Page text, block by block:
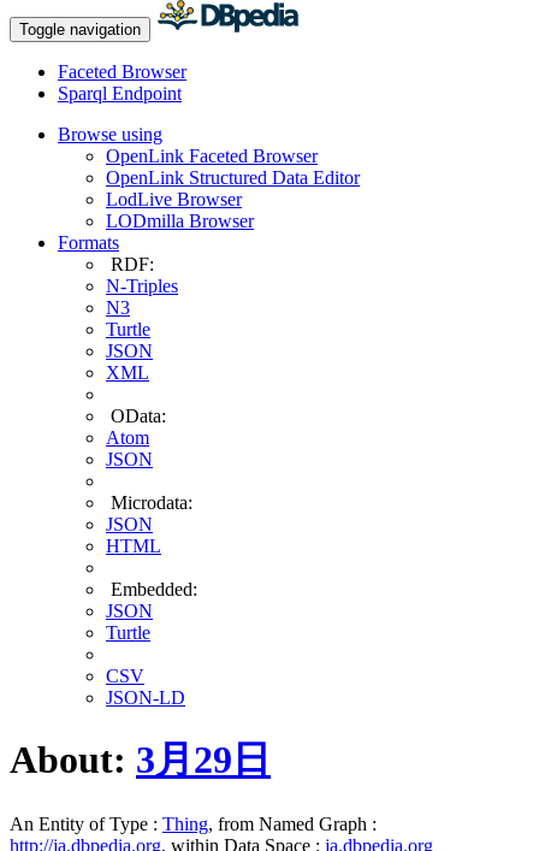
Toggle navigation
Faceted Browser
Sparql Endpoint
Browse using
OpenLink Faceted Browser
OpenLink Structured Data Editor
LodLive Browser
LODmilla Browser
Formats
RDF:
N-Triples
N3
Turtle
JSON
XML
OData:
Atom
JSON
Microdata:
JSON
HTML
Embedded:
JSON
Turtle
CSV
JSON-LD
About: 3月29日
An Entity of Type : Thing, from Named Graph :
http://ja.dbpedia.org, within Data Space : ja.dbpedia.org